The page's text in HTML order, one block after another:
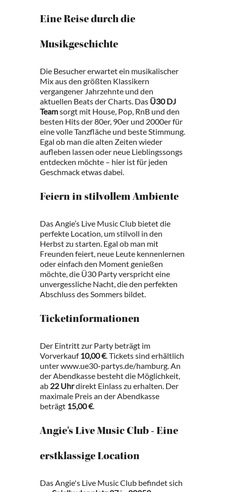
Eine Reise durch die
Musikgeschichte
Die Besucher erwartet ein musikalischer
Mix aus den größten Klassikern
vergangener Jahrzehnte und den
aktuellen Beats der Charts. Das Ü30 DJ
Teamsorgt mit House, Pop, RnB und den
besten Hits der 80er, 90er und 2000er für
eine volle Tanzfläche und beste Stimmung.
Egal ob man die alten Zeiten wieder
aufleben lassen oder neue Lieblingssongs
entdecken möchte – hier ist für jeden
Geschmack etwas dabei.
Feiern in stilvollem Ambiente
Das Angie’s Live Music Club bietet die
perfekte Location, um stilvoll in den
Herbst zu starten. Egal ob man mit
Freunden feiert, neue Leute kennenlernen
oder einfach den Moment genießen
möchte, die Ü30 Party verspricht eine
unvergessliche Nacht, die den perfekten
Abschluss des Sommers bildet.
Ticketinformationen
Der Eintritt zur Party beträgt im
Vorverkauf10,00 €. Tickets sind erhältlich
unter www.ue30-partys.de/hamburg. An
der Abendkasse besteht die Möglichkeit,
ab 22 Uhrdirekt Einlass zu erhalten. Der
maximale Preis an der Abendkasse
beträgt 15,00 €.
Angie's Live Music Club - Eine
erstklassige Location
Das Angie's Live Music Club befindet sich